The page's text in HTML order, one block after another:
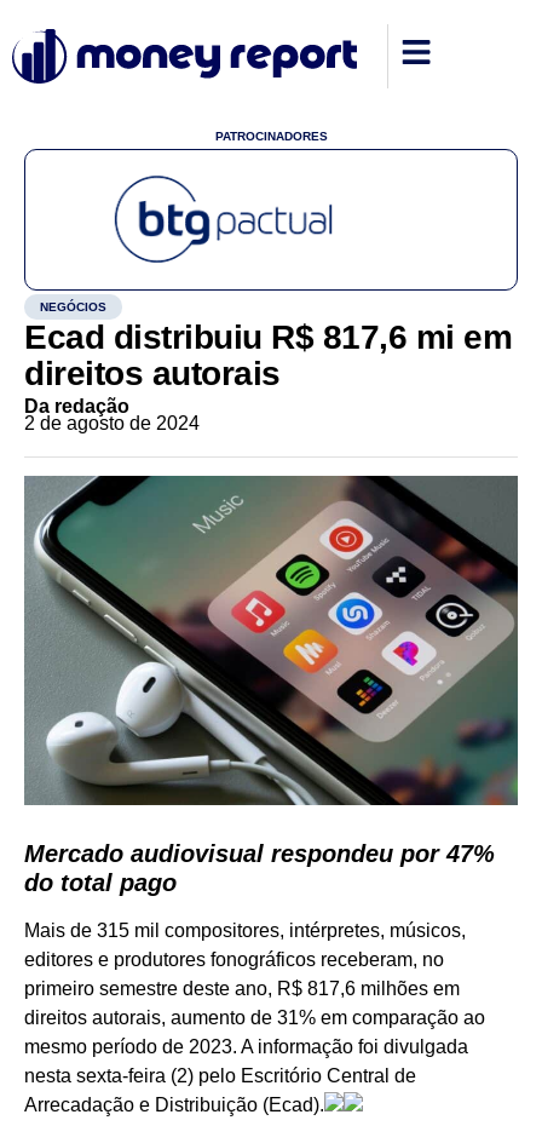
PATROCINADORES
NEGÓCIOS
Ecad distribuiu R$ 817,6 mi em
direitos autorais
Da redação
2 de agosto de 2024
Mercado audiovisual respondeu por 47%
do total pago
Mais de 315 mil compositores, intérpretes, músicos,
editores e produtores fonográficos receberam, no
primeiro semestre deste ano, R$ 817,6 milhões em
direitos autorais, aumento de 31% em comparação ao
mesmo período de 2023. A informação foi divulgada
nesta sexta-feira (2) pelo Escritório Central de
Arrecadação e Distribuição (Ecad).